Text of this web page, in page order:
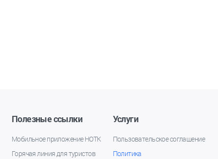
Полезные ссылки
Мобильное приложение НОТК
Горячая линия для туристов
Услуги
Пользовательское соглашение
Политика